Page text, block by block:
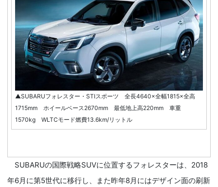
▲SUBARUフォレスター・STIスポーツ 全長4640×全幅1815×全高
1715mm ホイールベース2670mm 最低地上高220mm 車重
1570kg WLTCモード燃費13.6km/リットル
SUBARUの国際戦略SUVに位置するフォレスターは、2018
年6月に第5世代に移行し、また昨年8月にはデザイン面の刷新